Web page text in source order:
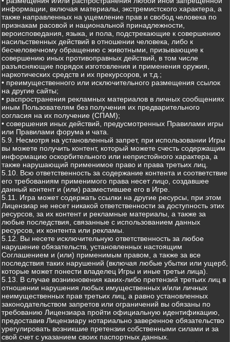
информации, включая материалы, экстремистского характера, а
также направленных на ущемление прав и свобод человека по
признакам расовой и национальной принадлежности,
вероисповедания, языка, и пола, подстрекающие к совершению
насильственных действий в отношении человека, либо к
бесчеловечному обращению с животными, призывающие к
совершению иных противоправных действий, в том числе
разъясняющие порядок изготовления и применения оружия,
наркотических средств и их прекурсоров, и т.д.;
• преимущественного или исключительного размещения ссылок
на другие сайты;
• распространения рекламных материалов в личных сообщениях
иным Пользователям без получения их предварительного
согласия на их получение (СПАМ);
• совершения иных действий, предусмотренных Правилами игры
или Правилами форума и чата.
5.9. Несмотря на установленный запрет, при использовании Игры
вы можете получить контент, который можете счесть содержащим
информацию оскорбительного или непристойного характера, а
также нарушающий применимое право и права третьих лиц.
5.10. Всю ответственность за содержание контента и соответствие
его требованиям применимого права несет лицо, создавшее
данный контент и (или) разместившее его в Игре.
5.11. Игра может содержать ссылки на другие ресурсы, при этом
Лицензиар не несет никакой ответственности за доступность этих
ресурсов, за их контент и рекламные материалы, а также за
любые последствия, связанные с использованием данных
ресурсов, их контента или рекламы.
5.12. Вы несете исключительную ответственность за любое
нарушение обязательств, установленных настоящим
Соглашением и (или) применимым правом, а также за все
последствия таких нарушений (включая любые убытки или ущерб,
которые может понести владелец Игры и иные третьи лица).
5.13. В случае возникновения каких-либо претензий третьих лиц в
отношении нарушения любых имущественных и/или личных
неимущественных прав третьих лиц, а равно установленных
законодательством запретов или ограничений вы обязаны по
требованию Лицензиара пройти официальную идентификацию,
предоставив Лицензиару нотариально заверенное обязательство
урегулировать возникшие претензии собственными силами и за
свой счет с указанием своих паспортных данных.